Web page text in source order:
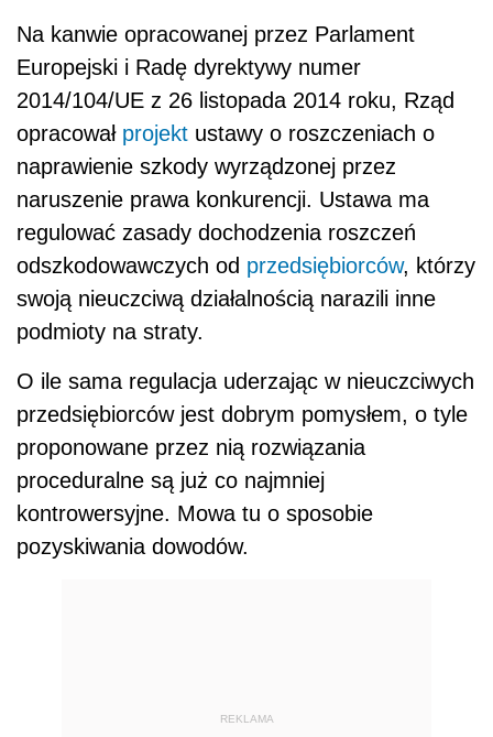
Na kanwie opracowanej przez Parlament
Europejski i Radę dyrektywy numer
2014/104/UE z 26 listopada 2014 roku, Rząd
opracował projekt ustawy o roszczeniach o
naprawienie szkody wyrządzonej przez
naruszenie prawa konkurencji. Ustawa ma
regulować zasady dochodzenia roszczeń
odszkodowawczych od przedsiębiorców, którzy
swoją nieuczciwą działalnością narazili inne
podmioty na straty.
O ile sama regulacja uderzając w nieuczciwych
przedsiębiorców jest dobrym pomysłem, o tyle
proponowane przez nią rozwiązania
proceduralne są już co najmniej
kontrowersyjne. Mowa tu o sposobie
pozyskiwania dowodów.
REKLAMA